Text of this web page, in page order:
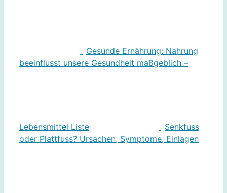
Gesunde Ernährung: Nahrung
beeinflusst unsere Gesundheit maßgeblich –
Lebensmittel Liste
Senkfuss
oder Plattfuss? Ursachen, Symptome, Einlagen